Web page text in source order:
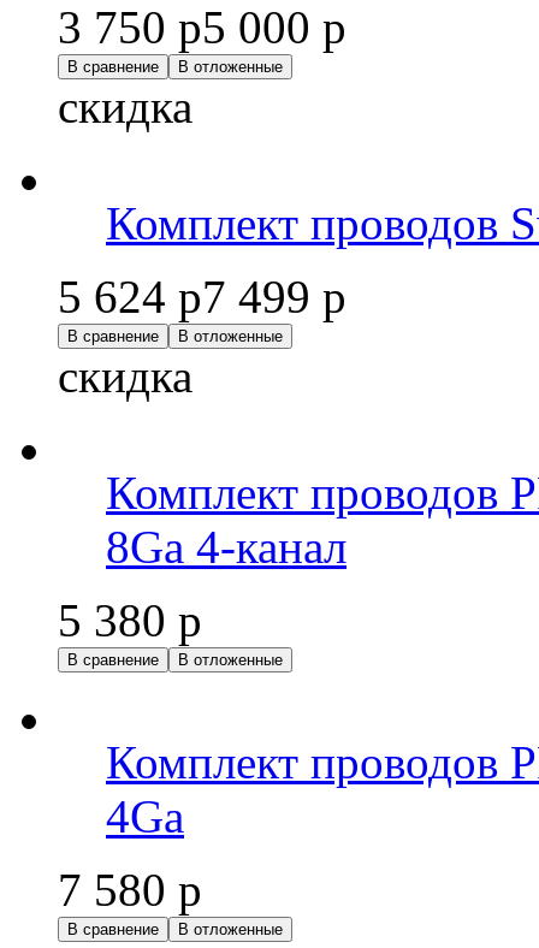
3 750 р5 000 р
В сравнение В отложенные
скидка
Комплект проводов
5 624 р7 499 р
В сравнение В отложенные
скидка
Комплект проводов
8Ga 4-канал
5 380 р
В сравнение В отложенные
Комплект проводов
4Ga
7 580 р
В сравнение В отложенные